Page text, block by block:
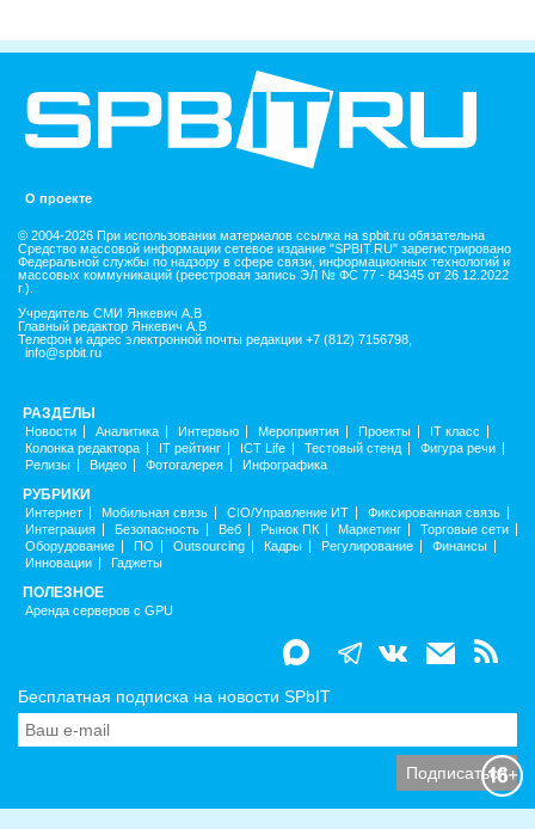
О проекте
© 2004-2026 При использовании материалов ссылка на spbit.ru обязательна
Средство массовой информации сетевое издание "SPBIT.RU" зарегистрировано
Федеральной службы по надзору в сфере связи, информационных технологий и
массовых коммуникаций (реестровая запись ЭЛ № ФС 77 - 84345 от 26.12.2022
г.).
Учредитель СМИ Янкевич А.В
Главный редактор Янкевич А.В
Телефон и адрес электронной почты редакции +7 (812) 7156798,
info@spbit.ru
РАЗДЕЛЫ
Новости Аналитика Интервью Мероприятия Проекты
IT класс
Колонка редактора
IT рейтинг ICT Life Тестовый стенд
Фигура речи
Релизы
Видео Фотогалерея Инфографика
РУБРИКИ
Интернет Мобильная связь CIO/Управление ИТ
Фиксированная связь
Интеграция
Безопасность Веб Рынок ПК Маркетинг
Торговые сети
Оборудование
ПО Outsourcing Кадры Регулирование
Финансы
Инновации
Гаджеты
ПОЛЕЗНОЕ
Аренда серверов с GPU
Бесплатная подписка на новости SPbIT